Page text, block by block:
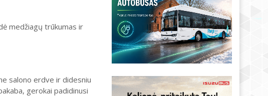
medžiagų trūkumas ir
salono erdve ir didesniu
gerokai padidinusi